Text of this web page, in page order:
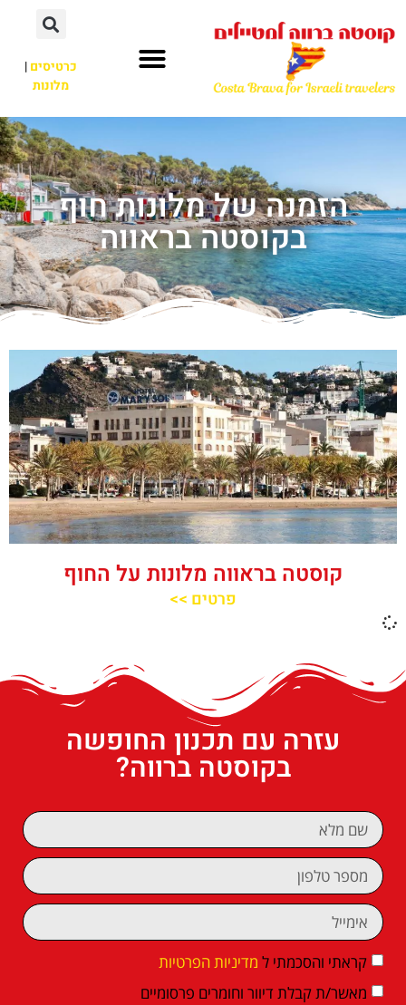
כרטיסים|
מלונות
הזמנה של מלונות חוף
בקוסטה בראווה
קוסטה בראווה מלונות על החוף
פרטים >>
עזרה עם תכנון החופשה
בקוסטה ברווה?
קראתי והסכמתי ל מדיניות הפרטיות
מאשר/ת קבלת דיוור וחומרים פרסומיים